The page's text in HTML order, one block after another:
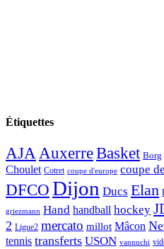
Étiquettes
AJAAuxerreBasket Borg
Choulet Cotret coupe d'europe coupe
DFCODijon Ducs Elan
griezmann Hand handball hockey
2 Ligue2 mercato millot Mâcon
tennis transferts USON vannuchi